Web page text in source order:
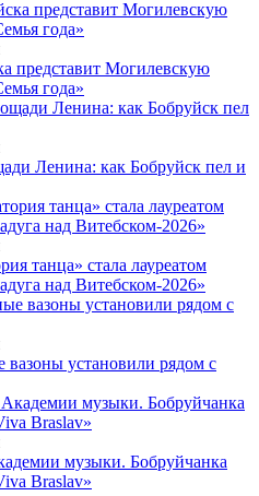
представит Могилевскую
года»
Ленина: как Бобруйск пел и
танца» стала лауреатом
над Витебском-2026»
вазоны установили рядом с
музыки. Бобруйчанка
Braslav»